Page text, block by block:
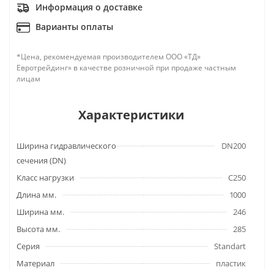
Информация о доставке
Варианты оплаты
*Цена, рекомендуемая производителем ООО «ТД»
Евротрейдинг» в качестве розничной при продаже частным
лицам
Характеристики
Ширина гидравлического
сечения (DN)
DN200
Класс нагрузки
C250
Длина мм.
1000
Ширина мм.
246
Высота мм.
285
Серия
Standart
Материал
пластик